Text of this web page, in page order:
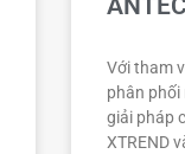
Với tham
phân phối
giải pháp
XTREND